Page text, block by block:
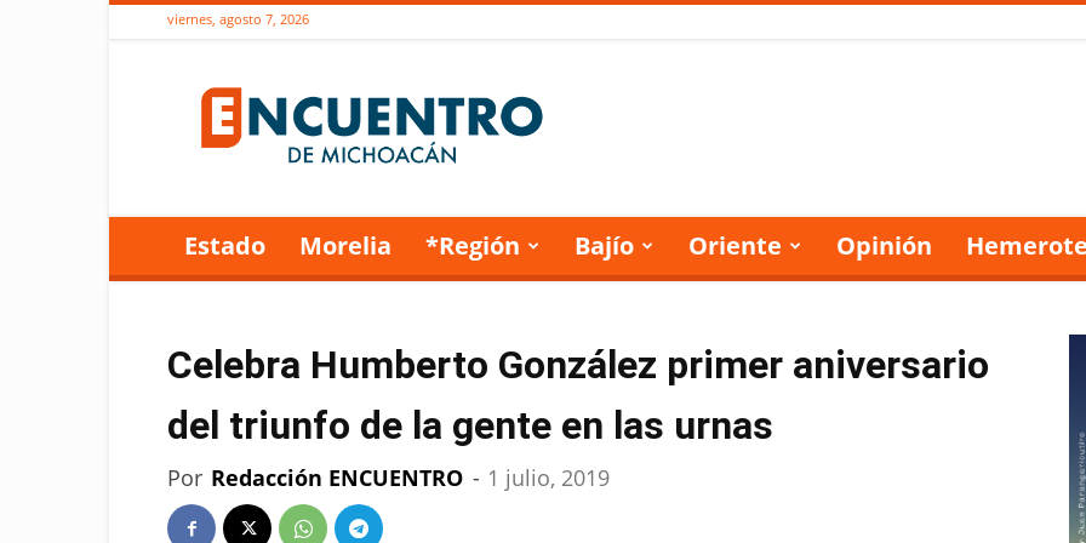
viernes, agosto 7, 2026
de
Michoacán
Estado Morelia *Región Bajío Oriente Opinión
Celebra Humberto González primer aniversario
del triunfo de la gente en las urnas
Por Redacción ENCUENTRO - 1 julio, 2019